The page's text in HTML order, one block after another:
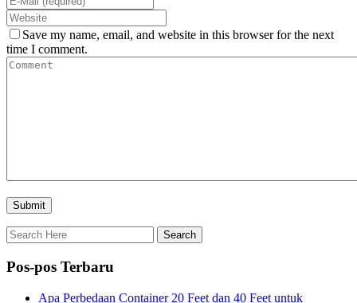
Save my name, email, and website in this browser for the next
time I comment.
Pos-pos Terbaru
Apa Perbedaan Container 20 Feet dan 40 Feet untuk